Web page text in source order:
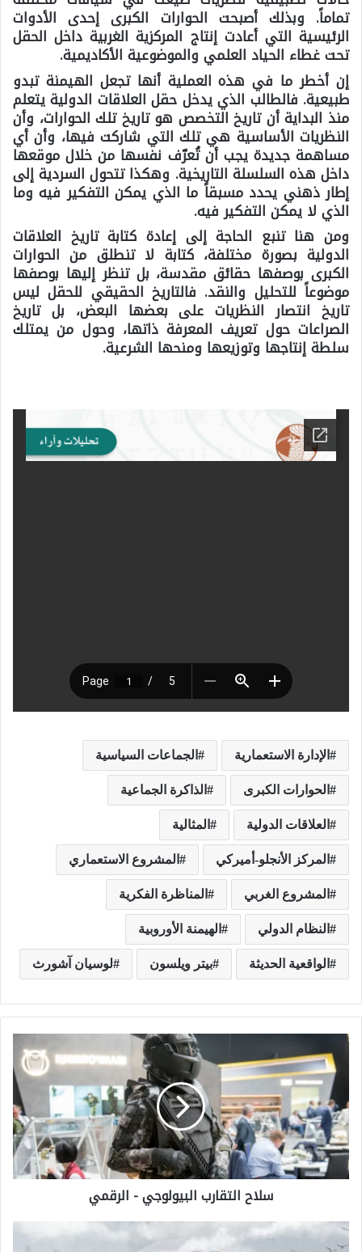
تماماً. وبذلك أصبحت الحوارات الكبرى إحدى الأدوات
الرئيسية التي أعادت إنتاج المركزية الغربية داخل الحقل
تحت غطاء الحياد العلمي والموضوعية الأكاديمية.
إن أخطر ما في هذه العملية أنها تجعل الهيمنة تبدو
طبيعية. فالطالب الذي يدخل حقل العلاقات الدولية يتعلم
منذ البداية أن تاريخ التخصص هو تاريخ تلك الحوارات، وأن
النظريات الأساسية هي تلك التي شاركت فيها، وأن أي
مساهمة جديدة يجب أن تُعرّف نفسها من خلال موقعها
داخل هذه السلسلة التاريخية. وهكذا تتحول السردية إلى
إطار ذهني يحدد مسبقاً ما الذي يمكن التفكير فيه وما
الذي لا يمكن التفكير فيه.
ومن هنا تنبع الحاجة إلى إعادة كتابة تاريخ العلاقات
الدولية بصورة مختلفة، كتابة لا تنطلق من الحوارات
الكبرى بوصفها حقائق مقدسة، بل تنظر إليها بوصفها
موضوعاً للتحليل والنقد. فالتاريخ الحقيقي للحقل ليس
تاريخ انتصار النظريات على بعضها البعض، بل تاريخ
الصراعات حول تعريف المعرفة ذاتها، وحول من يمتلك
سلطة إنتاجها وتوزيعها ومنحها الشرعية.
الإدارة الاستعمارية الجماعات السياسية
الحوارات الكبرى الذاكرة الجماعية
العلاقات الدولية المثالية
المركز الأنجلو-أميركي المشروع الاستعماري
المشروع الغربي المناظرة الفكرية
النظام الدولي الهيمنة الأوروبية
الواقعية الحديثة بيتر ويلسون لوسيان آشورث
س
ح
ا
ل
ا
سلاح التقارب البيولوجي - الرقمي
ت